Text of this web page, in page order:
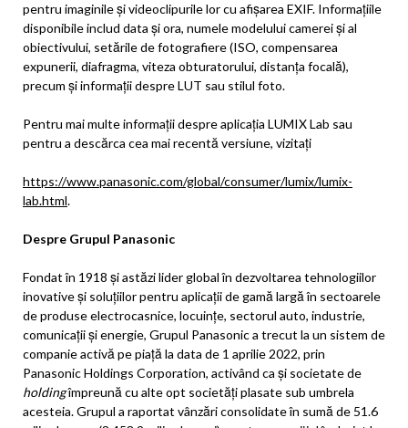
pentru imaginile și videoclipurile lor cu afișarea EXIF. Informațiile
disponibile includ data și ora, numele modelului camerei și al
obiectivului, setările de fotografiere (ISO, compensarea
expunerii, diafragma, viteza obturatorului, distanța focală),
precum și informații despre LUT sau stilul foto.
Pentru mai multe informații despre aplicația LUMIX Lab sau
pentru a descărca cea mai recentă versiune, vizitați
https://www.panasonic.com/global/consumer/lumix/lumix-
lab.html.
Despre Grupul Panasonic
Fondat în 1918 și astăzi lider global în dezvoltarea tehnologiilor
inovative și soluțiilor pentru aplicații de gamă largă în sectoarele
de produse electrocasnice, locuințe, sectorul auto, industrie,
comunicații și energie, Grupul Panasonic a trecut la un sistem de
companie activă pe piață la data de 1 aprilie 2022, prin
Panasonic Holdings Corporation, activând ca și societate de
holdingîmpreună cu alte opt societăți plasate sub umbrela
acesteia. Grupul a raportat vânzări consolidate în sumă de 51.6